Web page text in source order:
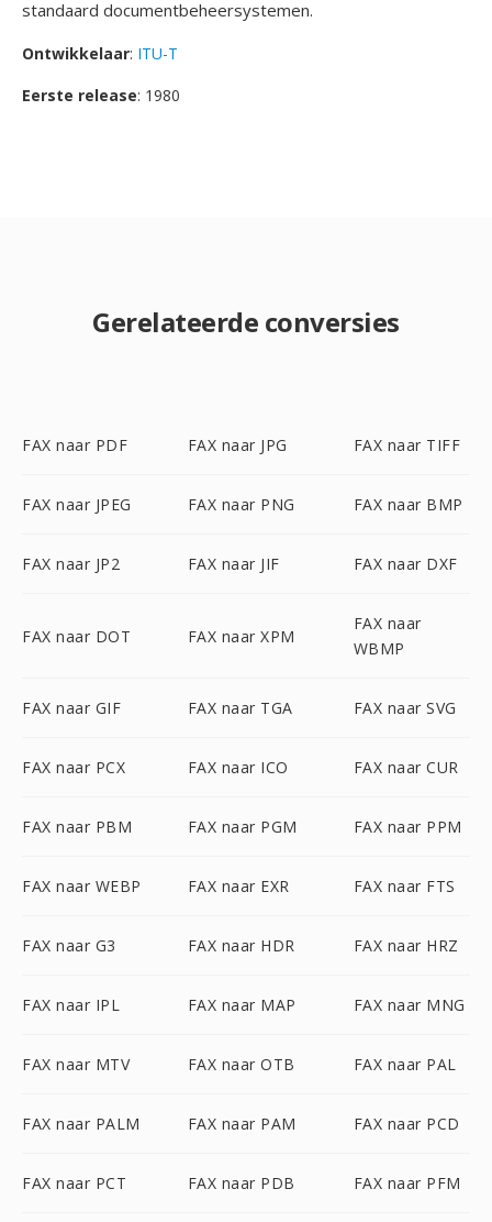
standaard documentbeheersystemen.
Ontwikkelaar: ITU-T
Eerste release: 1980
Gerelateerde conversies
FAX naar PDF FAX naar JPG FAX naar TIFF
FAX naar JPEG FAX naar PNG FAX naar BMP
FAX naar JP2 FAX naar JIF FAX naar DXF
FAX naar DOT FAX naar XPM
FAX naar
WBMP
FAX naar GIF FAX naar TGA FAX naar SVG
FAX naar PCX FAX naar ICO FAX naar CUR
FAX naar PBM FAX naar PGM FAX naar PPM
FAX naar WEBP FAX naar EXR FAX naar FTS
FAX naar G3 FAX naar HDR FAX naar HRZ
FAX naar IPL FAX naar MAP FAX naar MNG
FAX naar MTV FAX naar OTB FAX naar PAL
FAX naar PALM FAX naar PAM FAX naar PCD
FAX naar PCT FAX naar PDB FAX naar PFM